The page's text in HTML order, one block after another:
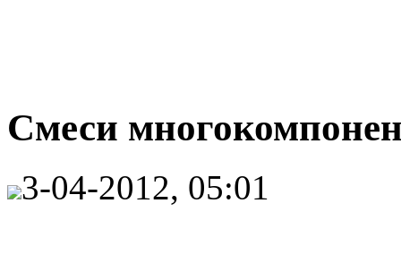
Смеси
3-04-2012, 05:01